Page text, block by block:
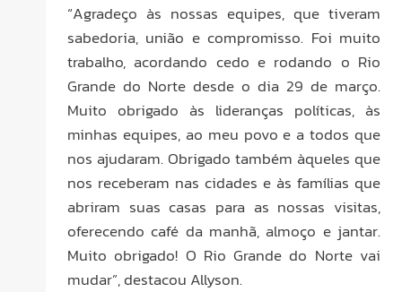
“Agradeço às nossas equipes, que tiveram
sabedoria, união e compromisso. Foi muito
trabalho, acordando cedo e rodando o Rio
Grande do Norte desde o dia 29 de março.
Muito obrigado às lideranças políticas, às
minhas equipes, ao meu povo e a todos que
nos ajudaram. Obrigado também àqueles que
nos receberam nas cidades e às famílias que
abriram suas casas para as nossas visitas,
oferecendo café da manhã, almoço e jantar.
Muito obrigado! O Rio Grande do Norte vai
mudar”, destacou Allyson.